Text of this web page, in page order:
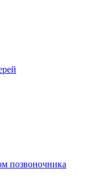
позвоночника